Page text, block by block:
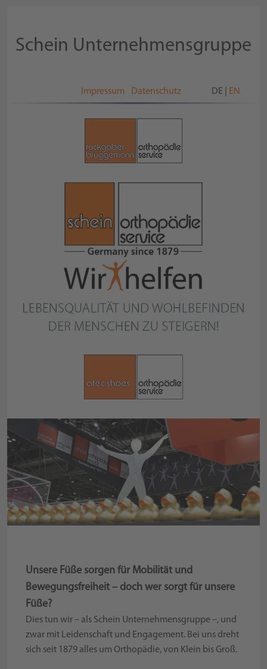
Schein Unternehmensgruppe
Impressum Datenschutz DE EN
Unsere Füße sorgen für Mobilität und
Bewegungsfreiheit – doch wer sorgt für unsere
Füße?
Dies tun wir – als Schein Unternehmensgruppe –, und
zwar mit Leidenschaft und Engagement. Bei uns dreht
sich seit 1879 alles um Orthopädie, von Klein bis Groß.